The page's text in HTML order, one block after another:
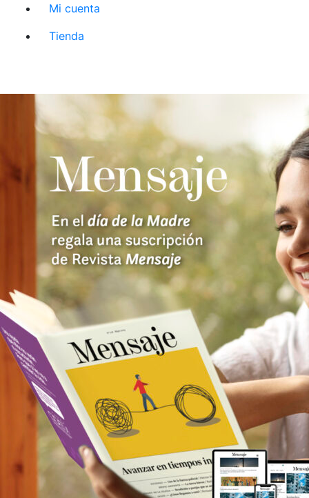
Mi cuenta
Tienda